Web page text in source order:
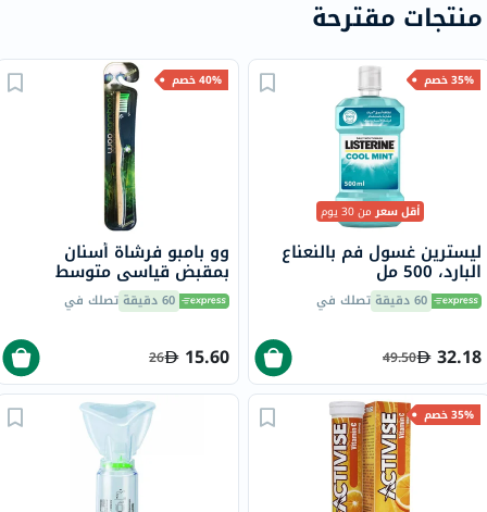
منتجات مقترحة
35% خصم
أقل سعرمن 30 يوم
ليسترين غسول فم بالنعناع
البارد، 500 مل
60 دقيقة تصلك في
32.18
49.50
40% خصم
وو بامبو فرشاة أسنان
بمقبض قياسي متوسط ​​
3SHM 60 دقيقة تصلك في
15.60
26
35% خصم